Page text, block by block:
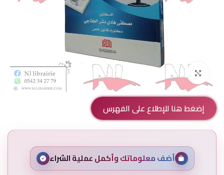
Click to enlarge
إضغط هنا للإطلاع على الفهرس
أضف معلوماتك وأكمل عملية الشراء